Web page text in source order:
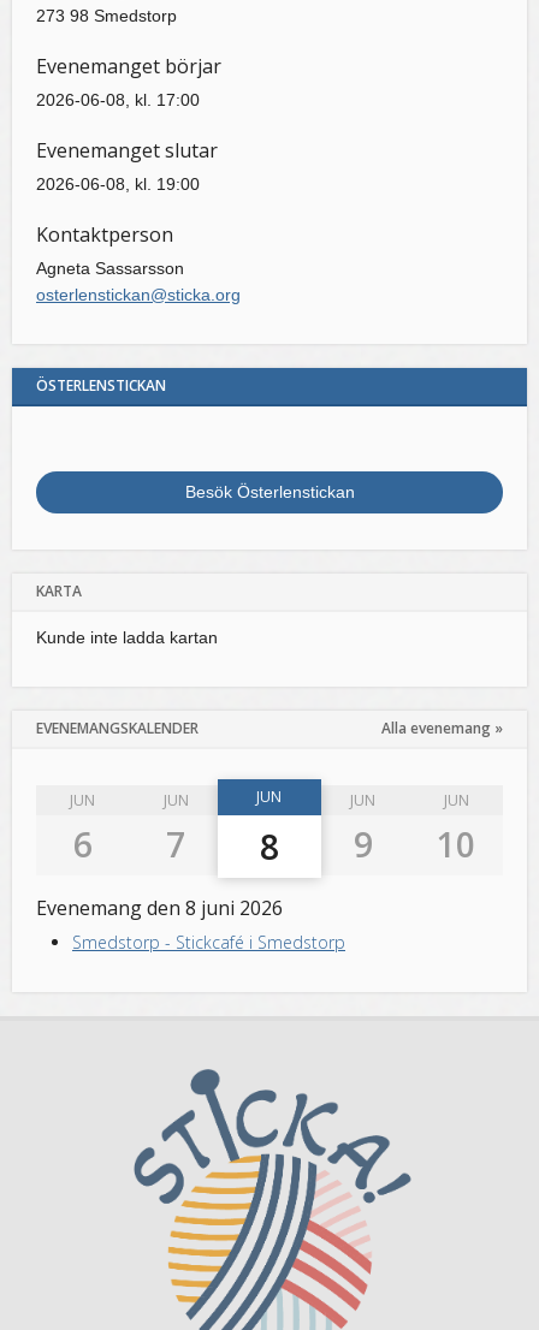
273 98 Smedstorp
Evenemanget börjar
2026-06-08, kl. 17:00
Evenemanget slutar
2026-06-08, kl. 19:00
Kontaktperson
Agneta Sassarsson
osterlenstickan@sticka.org
ÖSTERLENSTICKAN
Besök Österlenstickan
KARTA
Kunde inte ladda kartan
EVENEMANGSKALENDER Alla evenemang »
JUN
6
JUN
7
JUN
8
JUN
9
JUN
10
Evenemang den 8 juni 2026
Smedstorp - Stickcafé i Smedstorp